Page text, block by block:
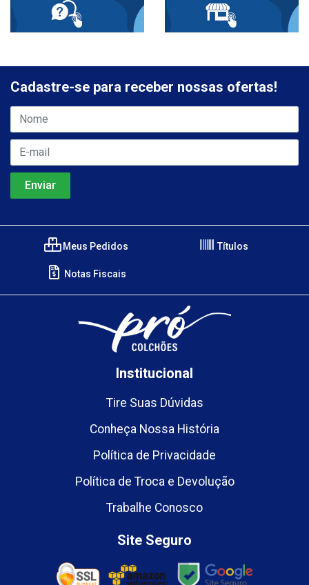
Cadastre-se para receber nossas ofertas!
Meus Pedidos Títulos
Notas Fiscais
Institucional
Tire Suas Dúvidas
Conheça Nossa História
Política de Privacidade
Política de Troca e Devolução
Trabalhe Conosco
Site Seguro